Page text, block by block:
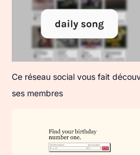
Ce réseau social vous fait
ses membres